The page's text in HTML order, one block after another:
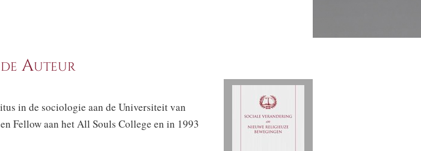
Auteur
in de sociologie aan de Universiteit van
Fellow aan het All Souls College en in 1993